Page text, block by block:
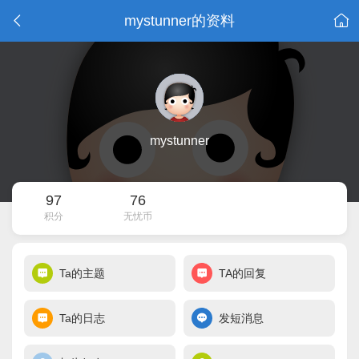
mystunner的资料
mystunner
97
积分
76
无忧币
Ta的主题 TA的回复
Ta的日志 发短消息